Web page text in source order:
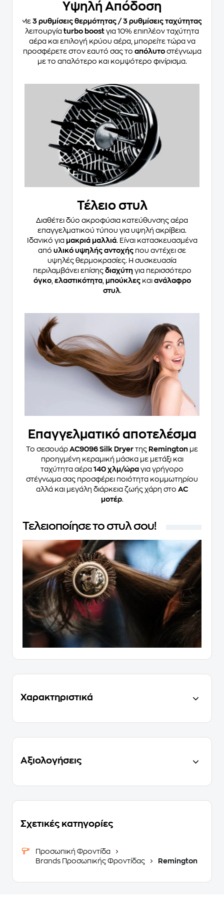
Υψηλή Απόδοση
Με 3 ρυθμίσεις θερμότητας / 3 ρυθμίσεις ταχύτητας
λειτουργία turbo boost για 10% επιπλέον ταχύτητα
αέρα και επιλογή κρύου αέρα, μπορείτε τώρα να
προσφέρετε στον εαυτό σας το απόλυτοστέγνωμα
με το απαλότερο και κομψότερο φινίρισμα.
Τέλειο στυλ
Διαθέτει δύο ακροφύσια κατεύθυνσης αέρα
επαγγελματικού τύπου για υψηλή ακρίβεια.
Ιδανικό για μακριά μαλλιά. Είναι κατασκευασμένα
από υλικό υψηλής αντοχής που αντέχει σε
υψηλές θερμοκρασίες. Η συσκευασία
περιλαμβάνει επίσης διαχύτηγια περισσότερο
όγκο, ελαστικότητα, μπούκλες και ανάλαφρο
στυλ
Επαγγελματικό αποτελέσμα
Το σεσουάρ AC9096 Silk Dryer της Remington με
προηγμένη κεραμική μάσκα με μετάξι και
ταχύτητα αέρα 140 χλμ/ώρα για γρήγορο
στέγνωμα σας προσφέρει ποιότητα κομμωτηρίου
αλλά και μεγάλη διάρκεια ζωής χάρη στο AC
μοτέρ.
Τελειοποίησε το στυλ σου!
Χαρακτηριστικά
Αξιολογήσεις
Σχετικές κατηγορίες
Προσωπική Φροντίδα
Brands Προσωπικής Φροντίδας
Remington